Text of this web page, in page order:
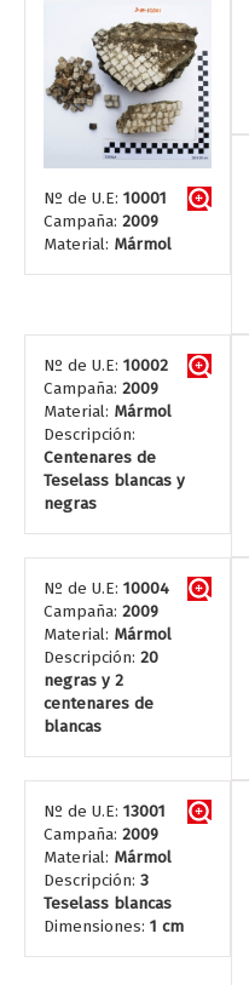
Nº de U.E: 10001
Campaña: 2009
Material: Mármol
Nº de U.E: 10002
Campaña: 2009
Material: Mármol
Descripción:
Centenares de
Teselass blancas y
negras
Nº de U.E: 10004
Campaña: 2009
Material: Mármol
Descripción: 20
negras y 2
centenares de
blancas
Nº de U.E: 13001
Campaña: 2009
Material: Mármol
Descripción: 3
Teselass blancas
Dimensiones: 1 cm